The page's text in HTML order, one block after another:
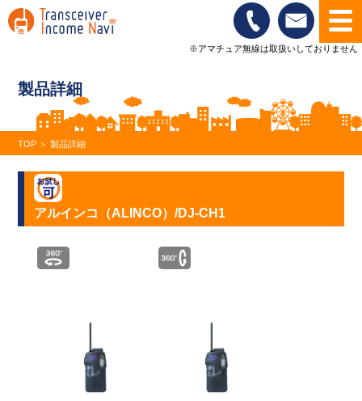
※アマチュア無線は取扱いしておりません
製品詳細
TOP ＞製品詳細
アルインコ（ALINCO）/DJ-CH1